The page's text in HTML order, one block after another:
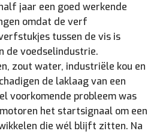
jaar een goed werkende
omdat de verf
tussen de vis is
de voedselindustrie.
zout water, industriële kou en
de laklaag van een
voorkomende probleem was
het startsignaal om een
die wél blijft zitten. Na